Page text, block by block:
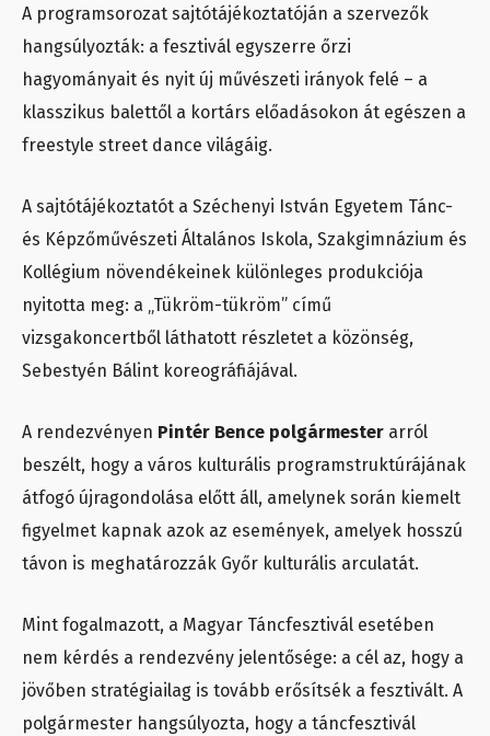
A programsorozat sajtótájékoztatóján a szervezők
hangsúlyozták: a fesztivál egyszerre őrzi
hagyományait és nyit új művészeti irányok felé – a
klasszikus balettől a kortárs előadásokon át egészen a
freestyle street dance világáig.
A sajtótájékoztatót a Széchenyi István Egyetem Tánc-
és Képzőművészeti Általános Iskola, Szakgimnázium és
Kollégium növendékeinek különleges produkciója
nyitotta meg: a „Tükröm-tükröm” című
vizsgakoncertből láthatott részletet a közönség,
Sebestyén Bálint koreográfiájával.
A rendezvényen Pintér Bence polgármester arról
beszélt, hogy a város kulturális programstruktúrájának
átfogó újragondolása előtt áll, amelynek során kiemelt
figyelmet kapnak azok az események, amelyek hosszú
távon is meghatározzák Győr kulturális arculatát.
Mint fogalmazott, a Magyar Táncfesztivál esetében
nem kérdés a rendezvény jelentősége: a cél az, hogy a
jövőben stratégiailag is tovább erősítsék a fesztivált. A
polgármester hangsúlyozta, hogy a táncfesztivál